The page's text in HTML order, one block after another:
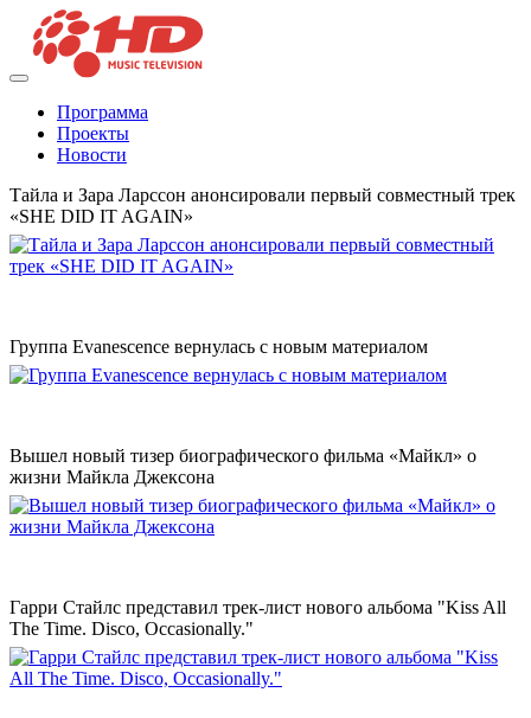
Программа
Проекты
Новости
Тайла и Зара Ларссон анонсировали первый совместный трек
«SHE DID IT AGAIN»
Группа Evanescence вернулась с новым материалом
Вышел новый тизер биографического фильма «Майкл» о
жизни Майкла Джексона
Гарри Стайлс представил трек-лист нового альбома "Kiss All
The Time. Disco, Occasionally."